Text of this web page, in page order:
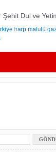
Dul ve
harp malulü